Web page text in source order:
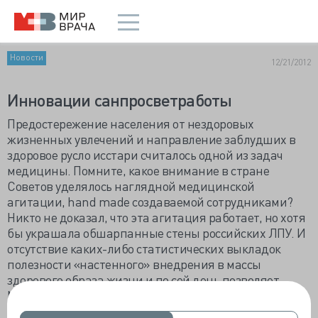
Новости 12/21/2012
Инновации санпросветработы
Предостережение населения от нездоровых
жизненных увлечений и направление заблудших в
здоровое русло исстари считалось одной из задач
медицины. Помните, какое внимание в стране
Советов уделялось наглядной медицинской
агитации, hand made создаваемой сотрудниками?
Никто не доказал, что эта агитация работает, но хотя
бы украшала обшарпанные стены российских ЛПУ. И
отсутствие каких-либо статистических выкладок
полезности «настенного» внедрения в массы
здорового образа жизни и по сей день позволяет
Минздраву вбухивать обалденные средства в сайты
для пациентов.